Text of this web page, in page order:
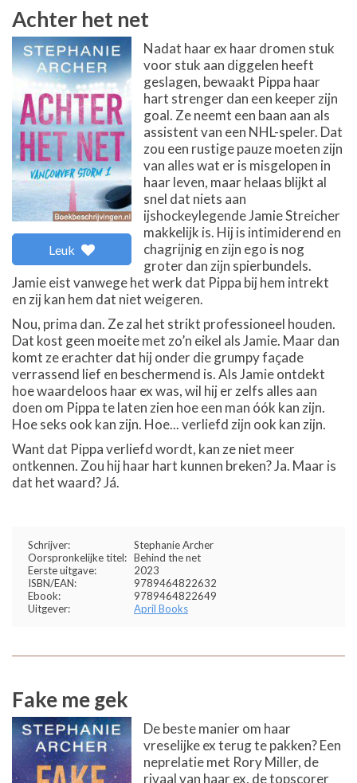
Achter het net
Leuk
Nadat haar ex haar dromen stuk
voor stuk aan diggelen heeft
geslagen, bewaakt Pippa haar
hart strenger dan een keeper zijn
goal. Ze neemt een baan aan als
assistent van een NHL-speler. Dat
zou een rustige pauze moeten zijn
van alles wat er is misgelopen in
haar leven, maar helaas blijkt al
snel dat niets aan
ijshockeylegende Jamie Streicher
makkelijk is. Hij is intimiderend en
chagrijnig en zijn ego is nog
groter dan zijn spierbundels.
Jamie eist vanwege het werk dat Pippa bij hem intrekt
en zij kan hem dat niet weigeren.
Nou, prima dan. Ze zal het strikt professioneel houden.
Dat kost geen moeite met zo’n eikel als Jamie. Maar dan
komt ze erachter dat hij onder die grumpy façade
verrassend lief en beschermend is. Als Jamie ontdekt
hoe waardeloos haar ex was, wil hij er zelfs alles aan
doen om Pippa te laten zien hoe een man óók kan zijn.
Hoe seks ook kan zijn. Hoe... verliefd zijn ook kan zijn.
Want dat Pippa verliefd wordt, kan ze niet meer
ontkennen. Zou hij haar hart kunnen breken? Ja. Maar is
dat het waard? Já.
Schrijver:
Stephanie Archer
Oorspronkelijke titel: Behind the net
Eerste uitgave:
2023
ISBN/EAN:
9789464822632
Ebook:
9789464822649
Uitgever:
April Books
Fake me gek
De beste manier om haar
vreselijke ex terug te pakken? Een
neprelatie met Rory Miller, de
rivaal van haar ex, de topscorer